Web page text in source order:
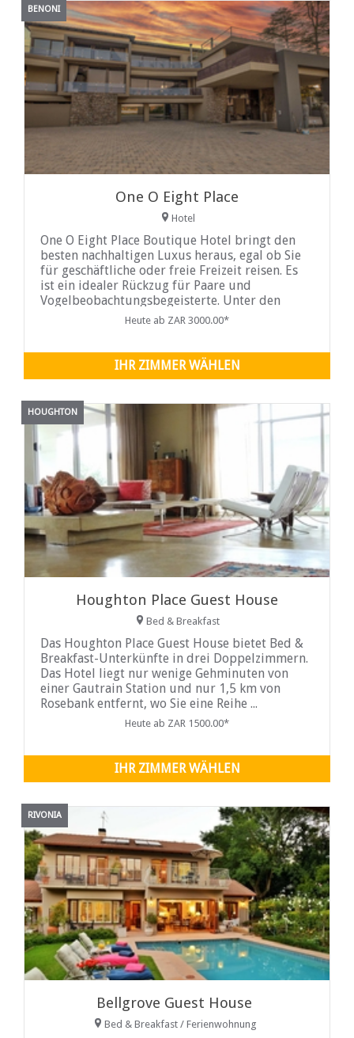
BENONI
One O Eight Place
Hotel
One O Eight Place Boutique Hotel bringt den
besten nachhaltigen Luxus heraus, egal ob Sie
für geschäftliche oder freie Freizeit reisen. Es
ist ein idealer Rückzug für Paare und
Vogelbeobachtungsbegeisterte. Unter den
vielen offenen Terrassen umfasst ein achter Ort
Heute ab ZAR 3000.00*
IHR ZIMMER WÄHLEN
HOUGHTON
Houghton Place Guest House
Bed & Breakfast
Das Houghton Place Guest House bietet Bed &
Breakfast-Unterkünfte in drei Doppelzimmern.
Das Hotel liegt nur wenige Gehminuten von
einer Gautrain Station und nur 1,5 km von
Rosebank entfernt, wo Sie eine Reihe ...
Heute ab ZAR 1500.00*
IHR ZIMMER WÄHLEN
RIVONIA
Bellgrove Guest House
Bed & Breakfast / Ferienwohnung